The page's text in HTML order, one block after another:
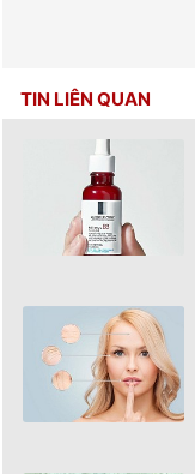
TIN LIÊN QUAN